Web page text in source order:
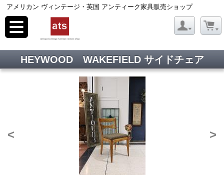
アメリカン ヴィンテージ・英国 アンティーク家具販売ショップ
toggle
navigation
HEYWOOD WAKEFIELD サイドチェア
< >